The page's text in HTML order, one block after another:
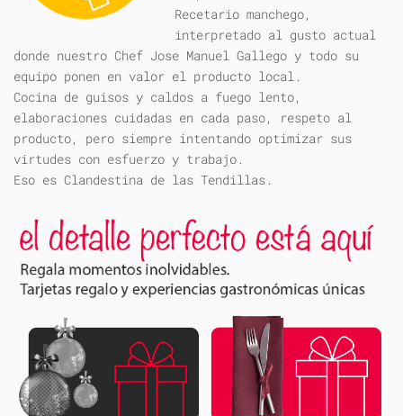
Recetario manchego,
interpretado al gusto actual
donde nuestro Chef Jose Manuel Gallego y todo su
equipo ponen en valor el producto local.
Cocina de guisos y caldos a fuego lento,
elaboraciones cuidadas en cada paso, respeto al
producto, pero siempre intentando optimizar sus
virtudes con esfuerzo y trabajo.
Eso es Clandestina de las Tendillas.